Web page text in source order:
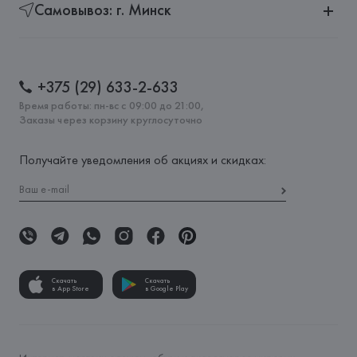
Самовывоз: г. Минск
+375 (29) 633-2-633
Время работы: пн-вс с 09:00 до 21:00,
Заказы через корзину круглосуточно
Получайте уведомления об акциях и скидках:
Скачать
в App Store
Скачать
в Google Play